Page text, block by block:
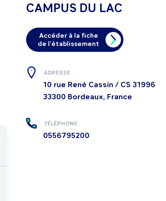
CAMPUS DU LAC
Accéder à la fiche
de l'établissement
ADRESSE
10 rue René Cassin / CS 31996
33300 Bordeaux, France
TÉLÉPHONE
0556795200